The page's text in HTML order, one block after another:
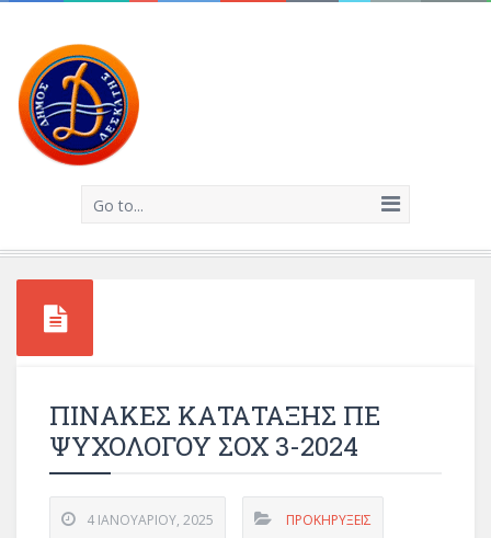
Go to...
ΠΙΝΑΚΕΣ ΚΑΤΑΤΑΞΗΣ ΠΕ
ΨΥΧΟΛΟΓΟΥ ΣΟΧ 3-2024
4 ΙΑΝΟΥΑΡΊΟΥ, 2025 ΠΡΟΚΗΡΎΞΕΙΣ